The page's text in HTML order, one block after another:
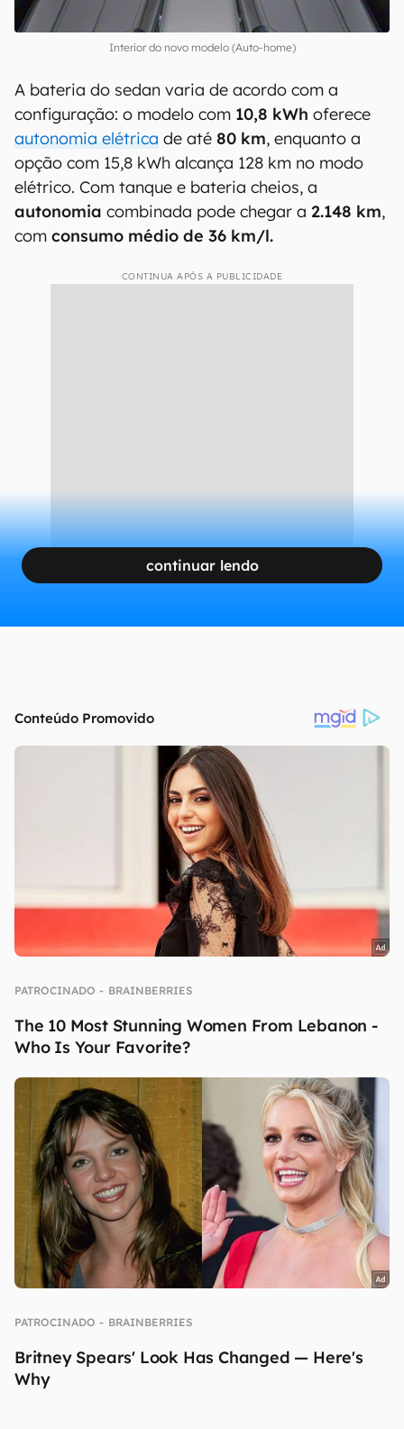
Interior do novo modelo (Auto-home)
A bateria do sedan varia de acordo com a
configuração: o modelo com 10,8 kWh oferece
autonomia elétrica de até 80 km, enquanto a
opção com 15,8 kWh alcança 128 km no modo
elétrico. Com tanque e bateria cheios, a
autonomia combinada pode chegar a 2.148 km,
com consumo médio de 36 km/l.
CONTINUA APÓS A PUBLICIDADE
continuar lendo